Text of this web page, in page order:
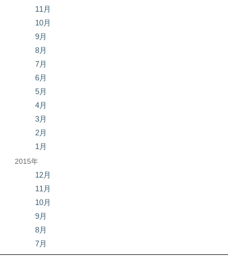
11月
10月
9月
8月
7月
6月
5月
4月
3月
2月
1月
2015年
12月
11月
10月
9月
8月
7月